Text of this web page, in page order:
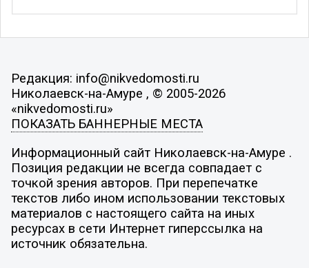
Редакция: info@nikvedomosti.ru
Николаевск-на-Амуре , © 2005-2026
«nikvedomosti.ru»
ПОКАЗАТЬ БАННЕРНЫЕ МЕСТА
Информационный сайт Николаевск-на-Амуре .
Позиция редакции не всегда совпадает с
точкой зрения авторов. При перепечатке
текстов либо ином использовании текстовых
материалов с настоящего сайта на иных
ресурсах в сети Интернет гиперссылка на
источник обязательна.